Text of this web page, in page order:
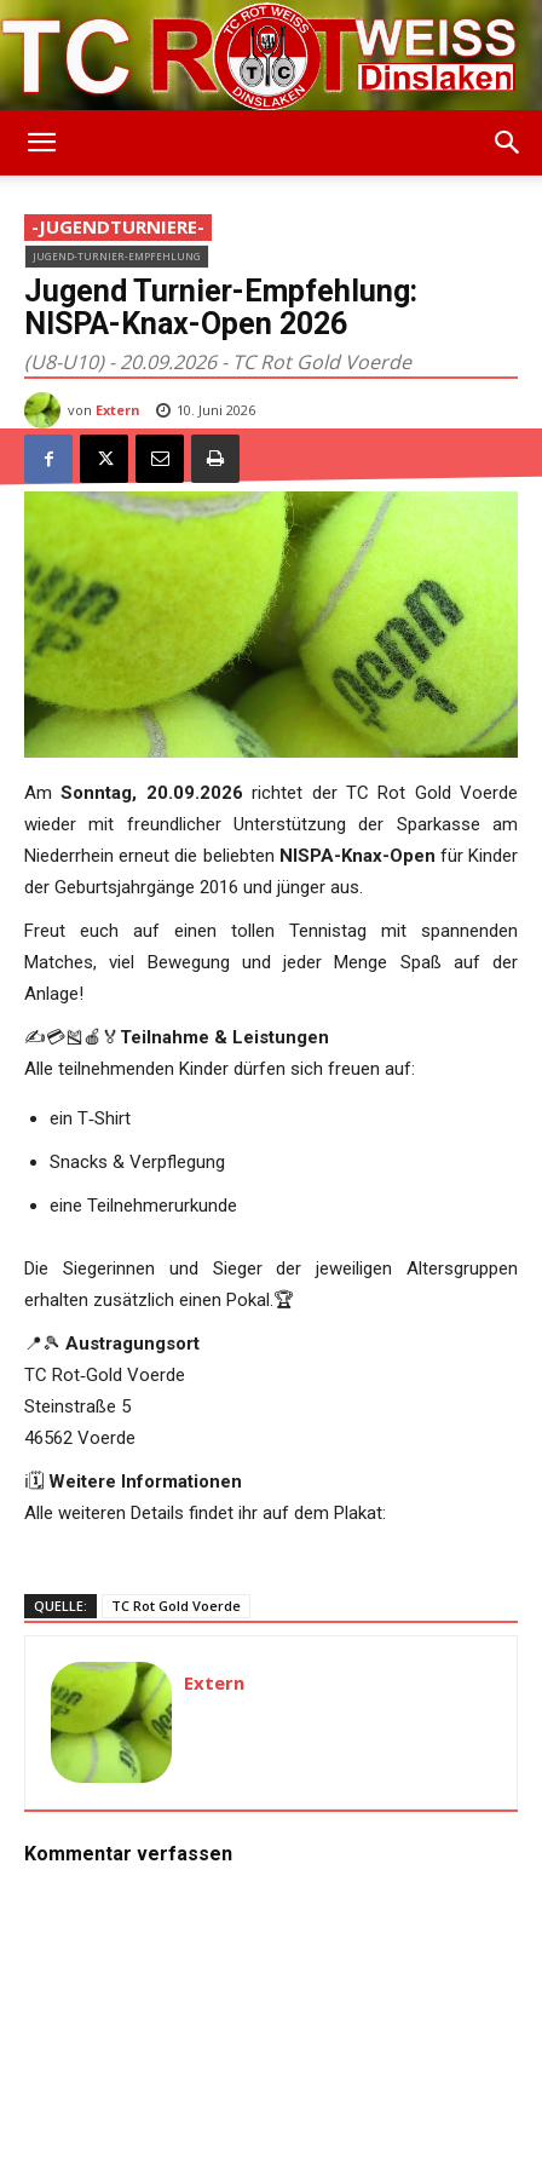
Weiss
Dinslaken
-JUGENDTURNIERE-
JUGEND-TURNIER-EMPFEHLUNG
Jugend Turnier-Empfehlung:
NISPA-Knax-Open 2026
(U8-U10) - 20.09.2026 - TC Rot Gold Voerde
von Extern 10. Juni 2026
AmSonntag, 20.09.2026 richtet der TC Rot Gold Voerde
wieder mit freundlicher Unterstützung der Sparkasse am
Niederrhein erneut die beliebten NISPA-Knax-Open für Kinder
der Geburtsjahrgänge 2016 und jünger aus.
Freut euch auf einen tollen Tennistag mit spannenden
Matches, viel Bewegung und jeder Menge Spaß auf der
Anlage!
✍️💳🎽🍎🏅 Teilnahme & Leistungen
Alle teilnehmenden Kinder dürfen sich freuen auf:
ein T‑Shirt
Snacks & Verpflegung
eine Teilnehmerurkunde
Die Siegerinnen und Sieger der jeweiligen Altersgruppen
erhalten zusätzlich einen Pokal.🏆
📍🎾 Austragungsort
TC Rot‑Gold Voerde
Steinstraße 5
46562 Voerde
ℹ️🗓️ Weitere Informationen
Alle weiteren Details findet ihr auf dem Plakat:
QUELLE: TC Rot Gold Voerde
Extern
Kommentar verfassen